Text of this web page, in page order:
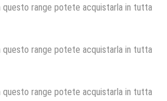
questo range potete acquistarla in tutta
questo range potete acquistarla in tutta
questo range potete acquistarla in tutta